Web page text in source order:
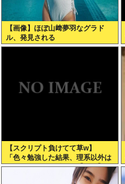
【画像】ほぼ山﨑夢羽なグラド
ル、発見される
【スクリプト負けてて草w】
「色々勉強した結果、理系以外は
エラー品だと気付いた【ガチ】」
について、もっと具体的に話そう